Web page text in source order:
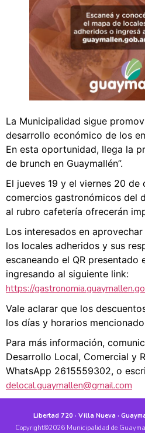
La Municipalidad sigue
desarrollo económico de los
En esta oportunidad, llega la
de brunch en Guaymallén”.
El jueves 19 y el viernes 20 de
comercios gastronómicos del
al rubro cafetería ofrecerán
Los interesados en
los locales adheridos y sus
escaneando el QR presentado
ingresando al siguiente link:
https://
Vale aclarar que los
los días y horarios
Para más información,
Desarrollo Local, Comercial y
WhatsApp 2615559302, o
delocal.guaymallen@gmail.com
Libertad 720 · Villa Nueva ·
Copyright©2026 Municipalidad de